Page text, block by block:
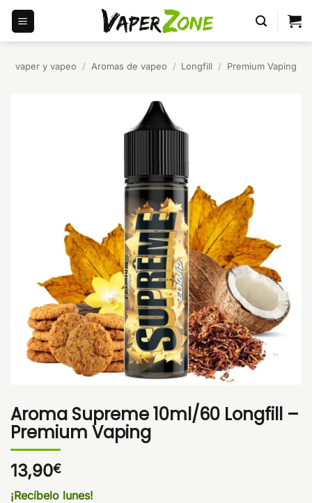
Saltar
contenido
vaper y vapeo / Aromas de vapeo / Longfill / Premium Vaping
Aroma Supreme 10ml/60 Longfill –
Premium Vaping
13,90€
¡Recíbelo lunes!